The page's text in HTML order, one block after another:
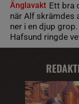
Änglavakt Ett bra
när Alf skrämdes
ner i en djup
Hafsund ringde